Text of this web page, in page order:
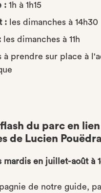
: 1h à 1h15
: les dimanches à 14h30
les dimanches à 11h
à prendre sur place à
du parc en
de Lucien
mardis en juillet-août à
de notre guide,